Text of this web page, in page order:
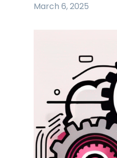
March 6, 2025